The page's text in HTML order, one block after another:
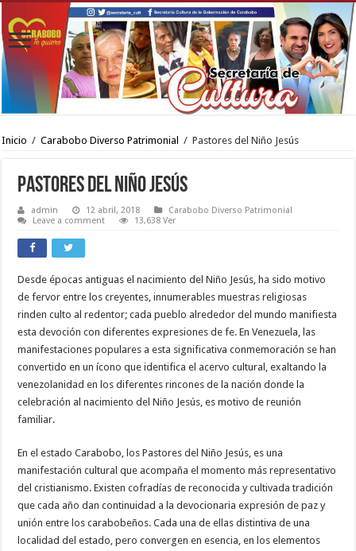
Inicio / Carabobo Diverso Patrimonial / Pastores del Niño Jesús
Pastores del Niño Jesús
admin 12 abril, 2018
Carabobo Diverso Patrimonial
Leave a comment
13,638 Ver
Desde épocas antiguas el nacimiento del Niño Jesús, ha sido motivo
de fervor entre los creyentes, innumerables muestras religiosas
rinden culto al redentor; cada pueblo alrededor del mundo manifiesta
esta devoción con diferentes expresiones de fe. En Venezuela, las
manifestaciones populares a esta significativa conmemoración se han
convertido en un ícono que identifica el acervo cultural, exaltando la
venezolanidad en los diferentes rincones de la nación donde la
celebración al nacimiento del Niño Jesús, es motivo de reunión
familiar.
En el estado Carabobo, los Pastores del Niño Jesús, es una
manifestación cultural que acompaña el momento más representativo
del cristianismo. Existen cofradías de reconocida y cultivada tradición
que cada año dan continuidad a la devocionaria expresión de paz y
unión entre los carabobeños. Cada una de ellas distintiva de una
localidad del estado, pero convergen en esencia, en los elementos